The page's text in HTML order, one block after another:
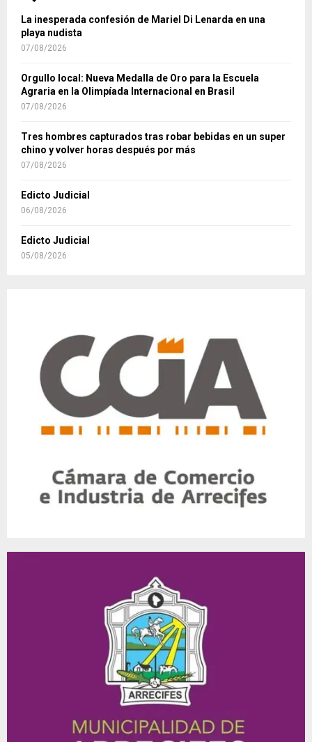
La inesperada confesión de Mariel Di Lenarda en una
playa nudista
07/08/2026
Orgullo local: Nueva Medalla de Oro para la Escuela
Agraria en la Olimpíada Internacional en Brasil
07/08/2026
Tres hombres capturados tras robar bebidas en un super
chino y volver horas después por más
07/08/2026
Edicto Judicial
06/08/2026
Edicto Judicial
05/08/2026